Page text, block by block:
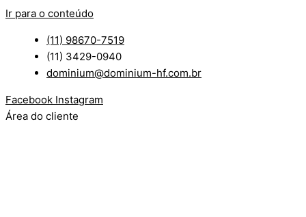
Ir para o conteúdo
(11) 98670-7519
(11) 3429-0940
dominium@dominium-hf.com.br
Facebook Instagram
Área do cliente